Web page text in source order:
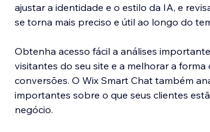
ajustar a identidade e o estilo da IA, e
se torna mais preciso e útil ao longo do
Obtenha acesso fácil a análises
visitantes do seu site e a melhorar a
conversões. O Wix Smart Chat também
importantes sobre o que seus clientes
negócio.